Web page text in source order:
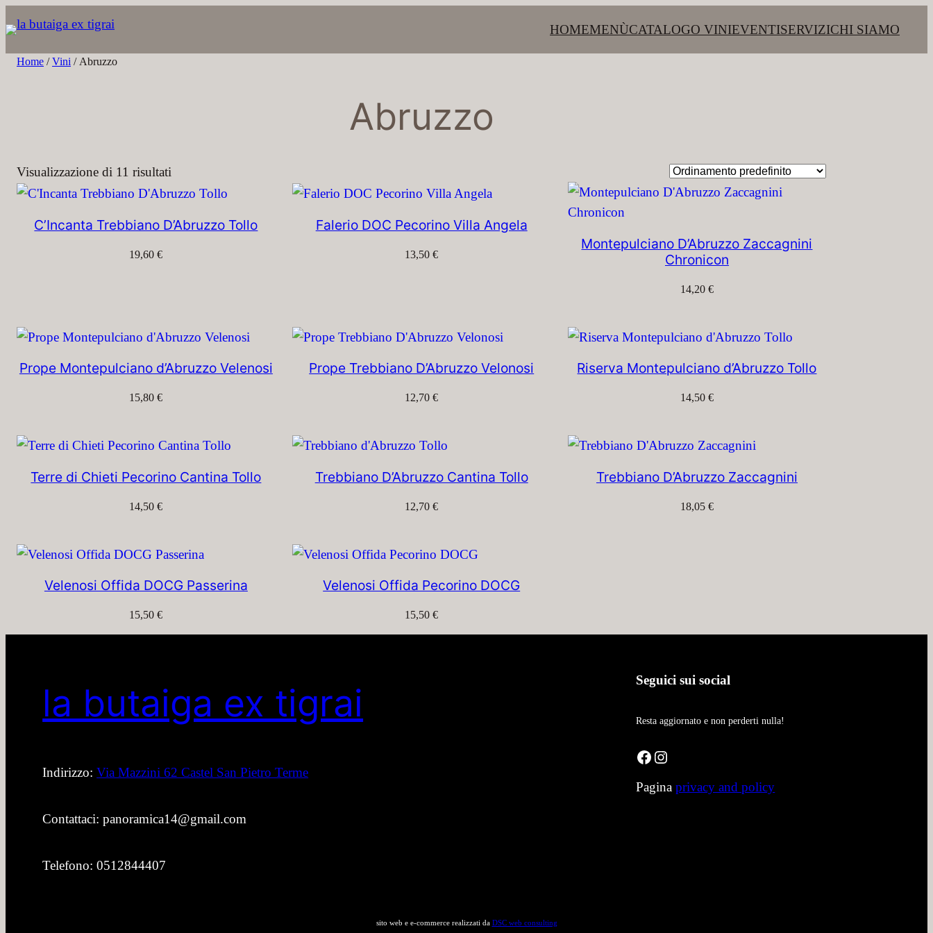
al
contenuto
HOMEMENÙCATALOGO VINIEVENTISERVIZICHI SIAMO
Home /Vini / Abruzzo
Abruzzo
Visualizzazione di 11 risultati
C’Incanta Trebbiano D’Abruzzo Tollo
19,60€
Falerio DOC Pecorino Villa Angela
13,50€
Montepulciano D’Abruzzo Zaccagnini
Chronicon
14,20 €
Prope Montepulciano d’Abruzzo Velenosi
15,80€
Prope Trebbiano D’Abruzzo Velonosi
12,70€
Riserva Montepulciano d’Abruzzo Tollo
14,50 €
Terre di Chieti Pecorino Cantina Tollo
14,50€
Trebbiano D’Abruzzo Cantina Tollo
12,70€
Trebbiano D’Abruzzo Zaccagnini
18,05 €
Velenosi Offida DOCG Passerina
15,50€
Velenosi Offida Pecorino DOCG
15,50€
la butaiga ex tigrai
Indirizzo:Via Mazzini 62 Castel San Pietro Terme
Contattaci: panoramica14@gmail.com
Telefono: 0512844407
Seguici sui social
Resta aggiornato e non perderti nulla!
Facebook Instagram
Paginaprivacy and policy
sito web e e-commerce realizzati da DSC web consulting